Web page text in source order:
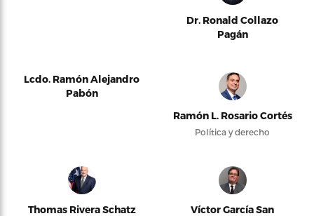
Dr. Ronald Collazo
Pagán
Lcdo. Ramón Alejandro
Pabón
Ramón L. Rosario Cortés
Política y derecho
Thomas Rivera Schatz
Víctor García San